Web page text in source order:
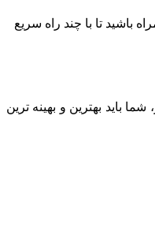
تا با چند راه سریع
باید بهترین و بهینه ترین